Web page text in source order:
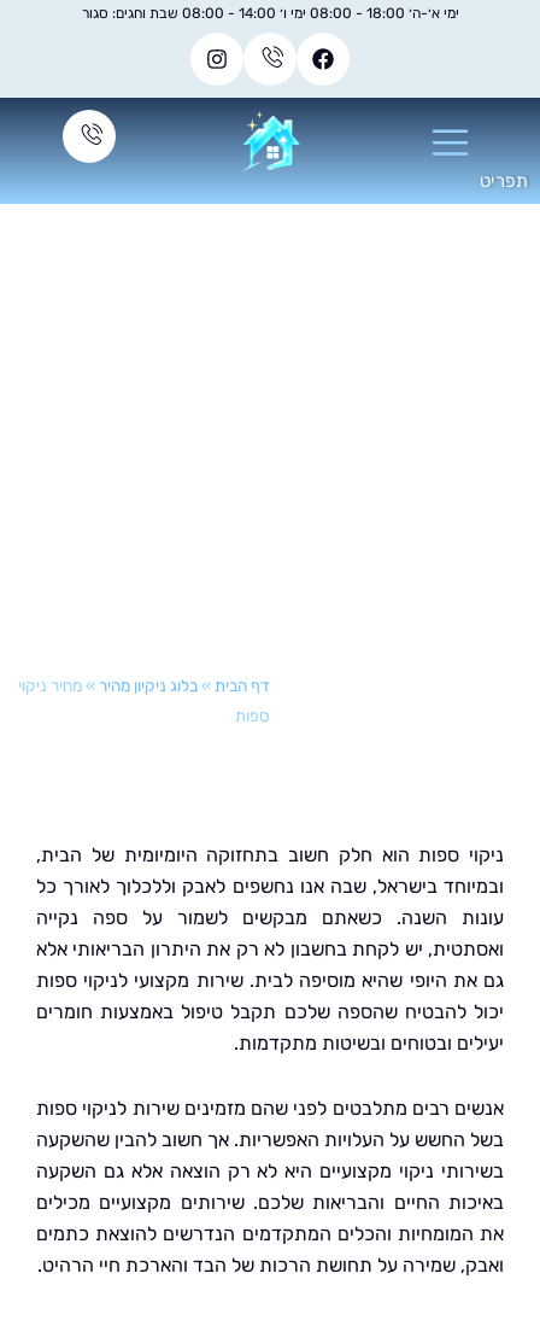
»בלוג ניקיון מהיר »מחיר ניקוי
ספות הוא חלק חשוב בתחזוקה היומיומית של הבית,
בישראל, שבה אנו נחשפים לאבק וללכלוך לאורך כל
השנה. כשאתם מבקשים לשמור על ספה נקייה
יש לקחת בחשבון לא רק את היתרון הבריאותי אלא
היופי שהיא מוסיפה לבית. שירות מקצועי לניקוי ספות
להבטיח שהספה שלכם תקבל טיפול באמצעות חומרים
ובטוחים ובשיטות מתקדמות.
רבים מתלבטים לפני שהם מזמינים שירות לניקוי ספות
על העלויות האפשריות. אך חשוב להבין שהשקעה
ניקוי מקצועיים היא לא רק הוצאה אלא גם השקעה
החיים והבריאות שלכם. שירותים מקצועיים מכילים
והכלים המתקדמים הנדרשים להוצאת כתמים
שמירה על תחושת הרכות של הבד והארכת חיי הרהיט.